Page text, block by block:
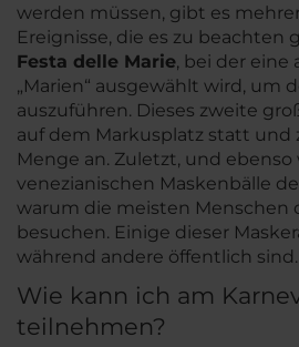
werden müssen, gibt es
Ereignisse, die es zu beachten
Festa delle Marie, bei der eine
„Marien“ ausgewählt wird, um
auszuführen. Dieses zweite
auf dem Markusplatz statt und
Menge an. Zuletzt, und
venezianischen Maskenbälle
warum die meisten Menschen
besuchen. Einige dieser
während andere öffentlich sind.
Wie kann ich am
teilnehmen?